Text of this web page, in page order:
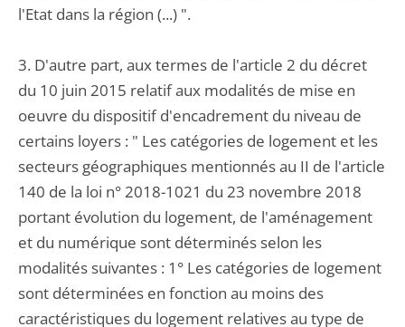
l'Etat dans la région (...) ".
3. D'autre part, aux termes de l'article 2 du décret
du 10 juin 2015 relatif aux modalités de mise en
oeuvre du dispositif d'encadrement du niveau de
certains loyers : " Les catégories de logement et les
secteurs géographiques mentionnés au II de l'article
140 de la loi n° 2018-1021 du 23 novembre 2018
portant évolution du logement, de l'aménagement
et du numérique sont déterminés selon les
modalités suivantes : 1° Les catégories de logement
sont déterminées en fonction au moins des
caractéristiques du logement relatives au type de